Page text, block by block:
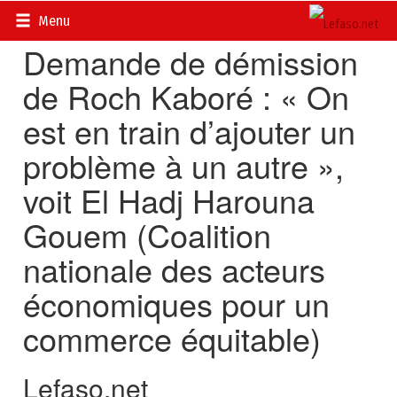
Menu
Accueil>
Demande de démission
de Roch Kaboré : « On
est en train d’ajouter un
problème à un autre »,
voit El Hadj Harouna
Gouem (Coalition
nationale des acteurs
économiques pour un
commerce équitable)
Lefaso.net